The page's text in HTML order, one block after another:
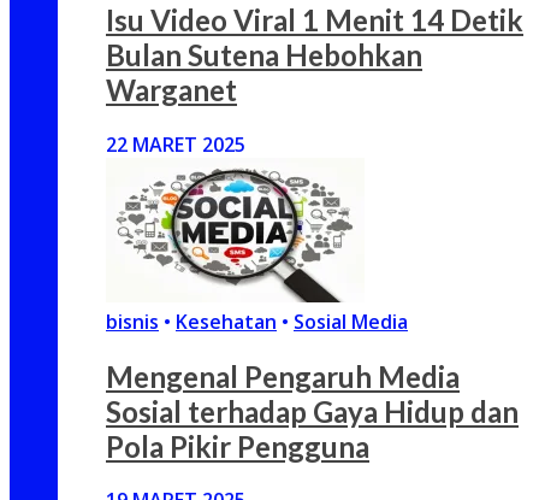
Isu Video Viral 1 Menit 14 Detik
Bulan Sutena Hebohkan
Warganet
22 MARET 2025
bisnis • Kesehatan • Sosial Media
Mengenal Pengaruh Media
Sosial terhadap Gaya Hidup dan
Pola Pikir Pengguna